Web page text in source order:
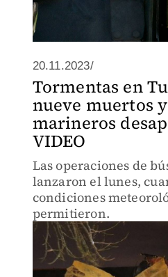
20.11.2023/
Tormentas en
nueve muertos
marineros
VIDEO
Las operaciones de
lanzaron el lunes,
condiciones
permitieron.